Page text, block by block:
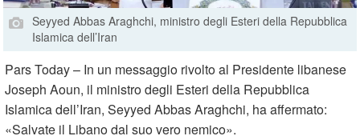
Seyyed Abbas Araghchi, ministro degli Esteri della Repubblica
Islamica dell’Iran
Pars Today – In un messaggio rivolto al Presidente libanese
Joseph Aoun, il ministro degli Esteri della Repubblica
Islamica dell’Iran, Seyyed Abbas Araghchi, ha affermato:
«Salvate il Libano dal suo vero nemico».